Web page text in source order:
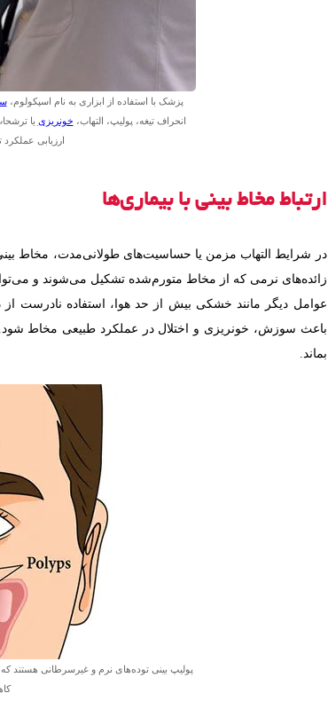
پزشک با استفاده از ابزاری به نام اسپکولوم،
انحراف تیغه، پولیپ، التهاب، خونریزی یا
ارزیابی
ارتباط مخاط بینی با بیماری‌ها
در شرایط التهاب مزمن یا حساسیت‌های طولانی‌مدت، مخاط
زائده‌های نرمی که از مخاط متورم‌شده تشکیل می‌شوند و
عوامل دیگر مانند خشکی بیش از حد هوا، استفاده نادرست
بماند.
پولیپ‌ بینی توده‌های نرم و غیرسرطانی هستند